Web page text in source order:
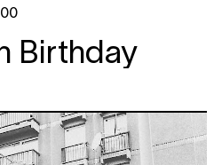
Birthday